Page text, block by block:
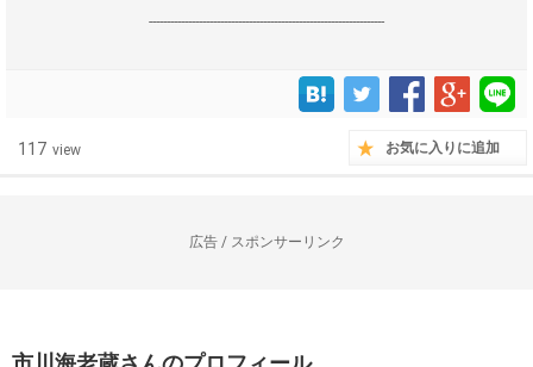
------------------------------------------------------------------
117 view お気に入りに追加
広告 / スポンサーリンク